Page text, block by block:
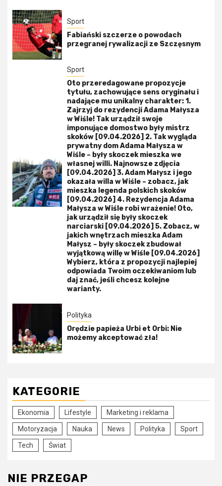
Sport
Fabiański szczerze o powodach
przegranej rywalizacji ze Szczęsnym
Sport
Oto przeredagowane propozycje
tytułu, zachowujące sens oryginału i
nadające mu unikalny charakter: 1.
Zajrzyj do rezydencji Adama Małysza
w Wiśle! Tak urządził swoje
imponujące domostwo były mistrz
skoków [09.04.2026] 2. Tak wygląda
prywatny dom Adama Małysza w
Wiśle – były skoczek mieszka we
własnej willi. Najnowsze zdjęcia
[09.04.2026] 3. Adam Małysz i jego
okazała willa w Wiśle – zobacz, jak
mieszka legenda polskich skoków
[09.04.2026] 4. Rezydencja Adama
Małysza w Wiśle robi wrażenie! Oto,
jak urządził się były skoczek
narciarski [09.04.2026] 5. Zobacz, w
jakich wnętrzach mieszka Adam
Małysz – były skoczek zbudował
wyjątkową willę w Wiśle [09.04.2026]
Wybierz, która z propozycji najlepiej
odpowiada Twoim oczekiwaniom lub
daj znać, jeśli chcesz kolejne
warianty.
Polityka
Orędzie papieża Urbi et Orbi: Nie
możemy akceptować zła!
KATEGORIE
Ekonomia Lifestyle Marketing i reklama
Motoryzacja Nauka News Polityka Sport
Tech Świat
NIE PRZEGAP